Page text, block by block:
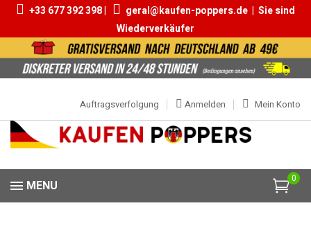
+33 677 392 398 | geral@kaufen-poppers.de | Sie sind
Wiederverkäufer
Mein Konto
Anmelden
Auftragsverfolgung
0
MENU